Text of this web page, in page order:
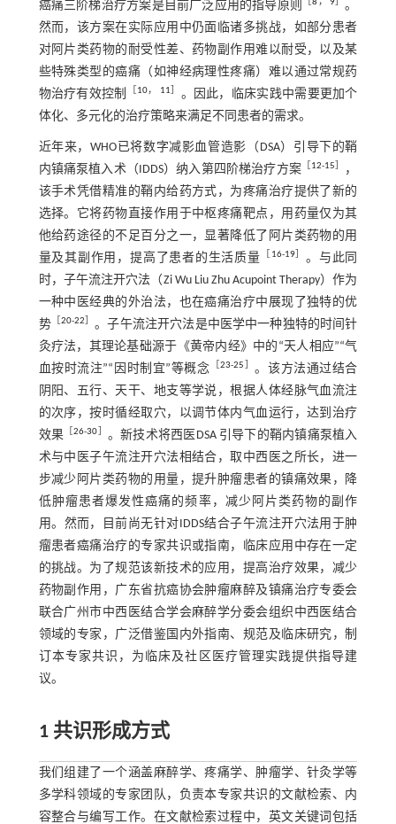
癌痛三阶梯治疗方案是目前广泛应用的指导原则 ［8 ， 9］ 。
然而，该方案在实际应用中仍面临诸多挑战，如部分患者
对阿片类药物的耐受性差、药物副作用难以耐受，以及某
些特殊类型的癌痛（如神经病理性疼痛）难以通过常规药
物治疗有效控制
10， 11
。因此，临床实践中需要更加个
体化、多元化的治疗策略来满足不同患者的需求。
近年来，WHO已将数字减影血管造影（DSA）引导下的鞘
内镇痛泵植入术（IDDS）纳入第四阶梯治疗方案［ 12-15
，
该手术凭借精准的鞘内给药方式，为疼痛治疗提供了新的
选择。它将药物直接作用于中枢疼痛靶点，用药量仅为其
他给药途径的不足百分之一，显著降低了阿片类药物的用
量及其副作用，提高了患者的生活质量
16-19］ 。与此同
时，子午流注开穴法（Zi Wu Liu Zhu Acupoint Therapy）作为
一种中医经典的外治法，也在癌痛治疗中展现了独特的优
势［ 20-22
。子午流注开穴法是中医学中一种独特的时间针
灸疗法，其理论基础源于《黄帝内经》中的“天人相应”“气
血按时流注”“因时制宜”等概念 ［23-25
。该方法通过结合
阴阳、五行、天干、地支等学说，根据人体经脉气血流注
的次序，按时循经取穴，以调节体内气血运行，达到治疗
效果 ［26-30
。新技术将西医DSA 引导下的鞘内镇痛泵植入
术与中医子午流注开穴法相结合，取中西医之所长，进一
步减少阿片类药物的用量，提升肿瘤患者的镇痛效果，降
低肿瘤患者爆发性癌痛的频率，减少阿片类药物的副作
用。然而，目前尚无针对IDDS结合子午流注开穴法用于肿
瘤患者癌痛治疗的专家共识或指南，临床应用中存在一定
的挑战。为了规范该新技术的应用，提高治疗效果，减少
药物副作用，广东省抗癌协会肿瘤麻醉及镇痛治疗专委会
联合广州市中西医结合学会麻醉学分委会组织中西医结合
领域的专家，广泛借鉴国内外指南、规范及临床研究，制
订本专家共识，为临床及社区医疗管理实践提供指导建
议。
1 共识形成方式
我们组建了一个涵盖麻醉学、疼痛学、肿瘤学、针灸学等
多学科领域的专家团队，负责本专家共识的文献检索、内
容整合与编写工作。在文献检索过程中，英文关键词包括